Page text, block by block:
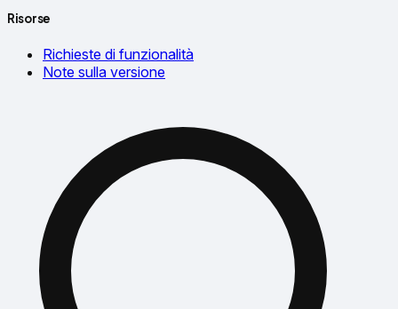
Risorse
Richieste di funzionalità
Note sulla versione